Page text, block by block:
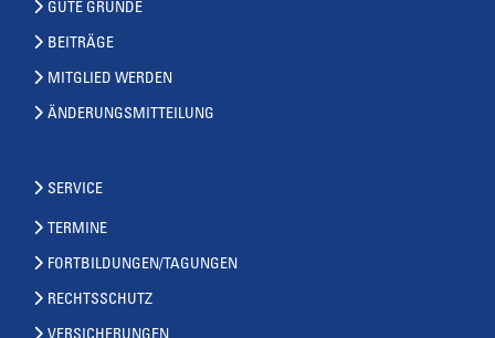
GUTE GRÜNDE
BEITRÄGE
MITGLIED WERDEN
ÄNDERUNGSMITTEILUNG
SERVICE
TERMINE
FORTBILDUNGEN/TAGUNGEN
RECHTSSCHUTZ